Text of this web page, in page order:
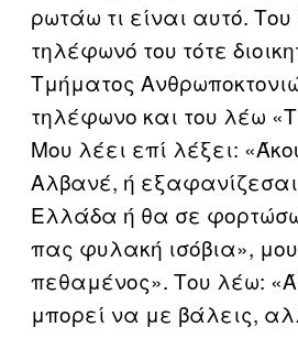
ρωτάω τι είναι αυτό.
τηλέφωνό του τότε
Τμήματος
τηλέφωνο και του λέω
Μου λέει επί λέξει:
Αλβανέ, ή
Ελλάδα ή θα σε
πας φυλακή ισόβια»,
πεθαμένος». Του λέω:
μπορεί να με βάλεις,